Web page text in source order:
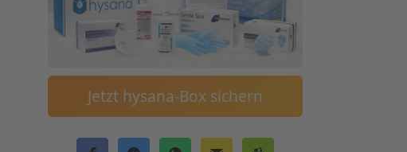
Jetzt hysana-Box sichern